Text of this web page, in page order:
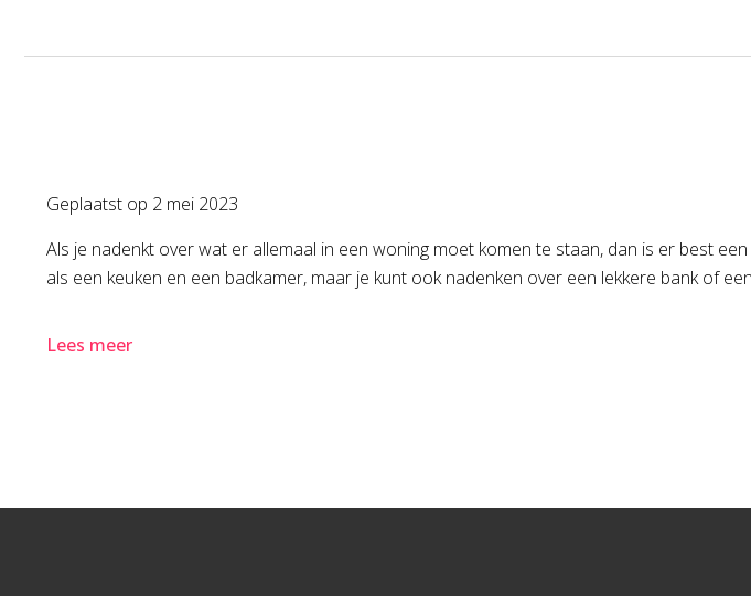
Geplaatst op 2 mei 2023
Als je nadenkt over wat er allemaal in een woning moet komen te staan, dan is er best
als een keuken en een badkamer, maar je kunt ook nadenken over een lekkere bank of
Lees meer